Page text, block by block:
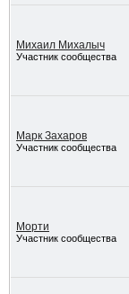
Михаил Михалыч
Участник сообщества
Марк Захаров
Участник сообщества
Морти
Участник сообщества